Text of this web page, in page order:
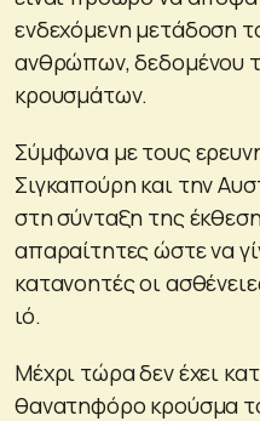
ενδεχόμενη μετάδοση
ανθρώπων, δεδομένου
κρουσμάτων.
Σύμφωνα με τους
Σιγκαπούρη και την
στη σύνταξη της
απαραίτητες ώστε να
κατανοητές οι
ιό.
Μέχρι τώρα δεν έχει
θανατηφόρο κρούσμα